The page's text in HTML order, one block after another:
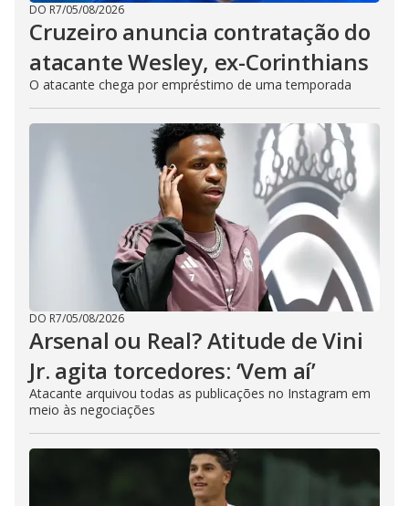
DO R7/05/08/2026
Cruzeiro anuncia contratação do
atacante Wesley, ex-Corinthians
O atacante chega por empréstimo de uma temporada
DO R7/05/08/2026
Arsenal ou Real? Atitude de Vini
Jr. agita torcedores: ‘Vem aí’
Atacante arquivou todas as publicações no Instagram em
meio às negociações